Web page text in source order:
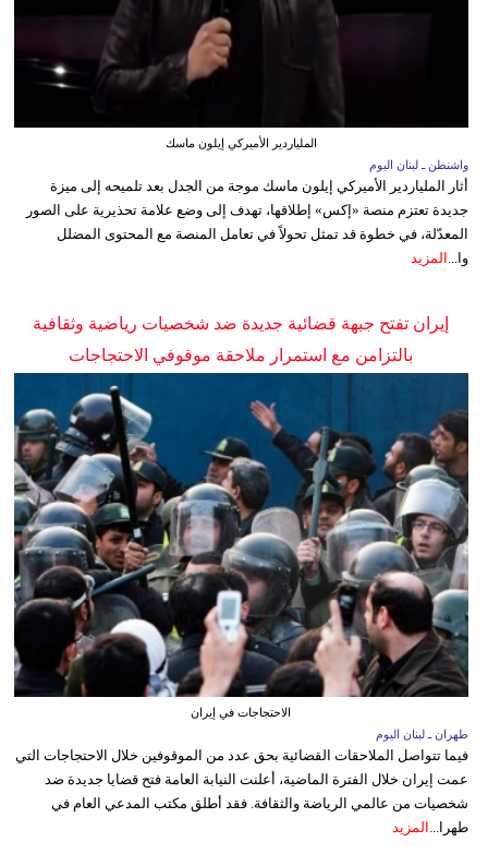
الملياردير الأميركي إيلون ماسك
واشنطن ـ لبنان اليوم
أثار الملياردير الأميركي إيلون ماسك موجة من الجدل بعد تلميحه إلى ميزة
جديدة تعتزم منصة «إكس» إطلاقها، تهدف إلى وضع علامة تحذيرية على الصور
المعدّلة، في خطوة قد تمثل تحولاً في تعامل المنصة مع المحتوى المضلل
وا... المزيد
إيران تفتح جبهة قضائية جديدة ضد شخصيات رياضية وثقافية
بالتزامن مع استمرار ملاحقة موقوفي الاحتجاجات
الاحتجاجات في إيران
طهران ـ لبنان اليوم
فيما تتواصل الملاحقات القضائية بحق عدد من الموقوفين خلال الاحتجاجات التي
عمت إيران خلال الفترة الماضية، أعلنت النيابة العامة فتح قضايا جديدة ضد
شخصيات من عالمي الرياضة والثقافة. فقد أطلق مكتب المدعي العام في
طهرا... المزيد